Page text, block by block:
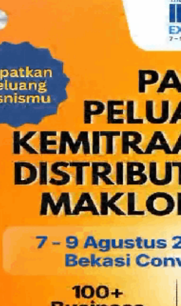
Batok Cincau.
semakin lengkap
sekaligus
Tak sedikit para
atau 3 hari